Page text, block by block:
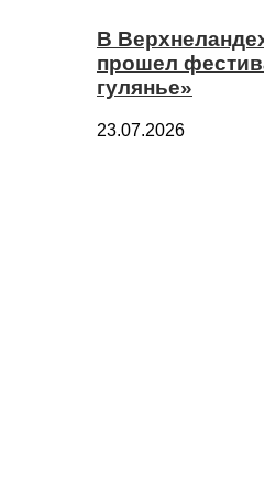
В
прошел
гулянье»
23.07.2026